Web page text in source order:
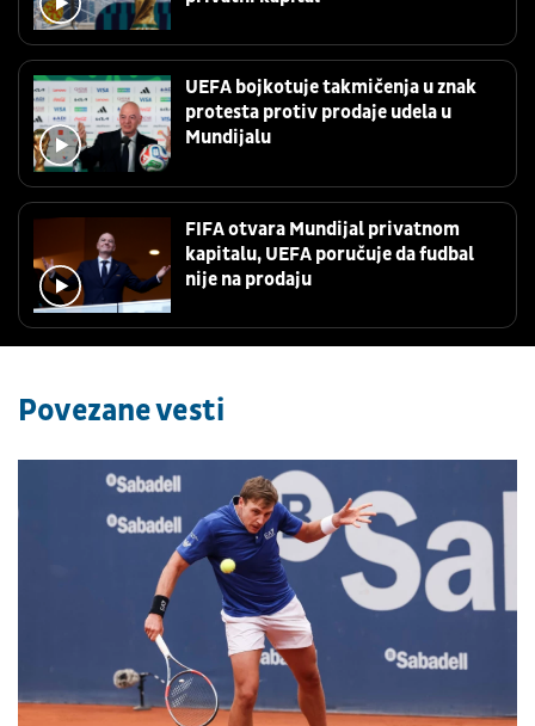
UEFA bojkotuje takmičenja u znak
protesta protiv prodaje udela u
Mundijalu
FIFA otvara Mundijal privatnom
kapitalu, UEFA poručuje da fudbal
nije na prodaju
Povezane vesti